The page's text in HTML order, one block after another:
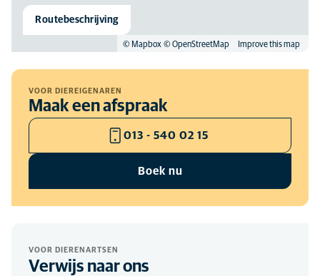
© Mapbox © OpenStreetMap Improve this map
Routebeschrijving
VOOR DIEREIGENAREN
Maak een afspraak
013 - 540 02 15
Boek nu
VOOR DIERENARTSEN
Verwijs naar ons